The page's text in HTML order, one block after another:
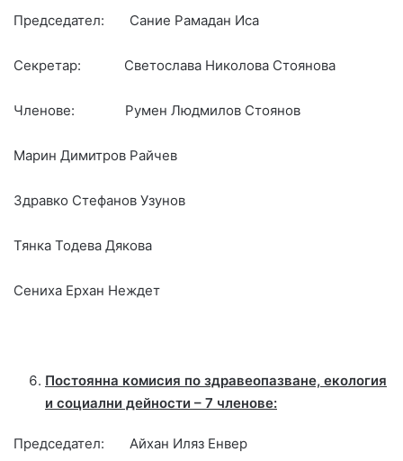
Председател: Сание Рамадан Иса
Секретар: Светослава Николова Стоянова
Членове: Румен Людмилов Стоянов
Марин Димитров Райчев
Здравко Стефанов Узунов
Тянка Тодева Дякова
Сениха Ерхан Неждет
Постоянна комисия по здравеопазване, екология
и социални дейности – 7 членове:
Председател: Айхан Иляз Енвер